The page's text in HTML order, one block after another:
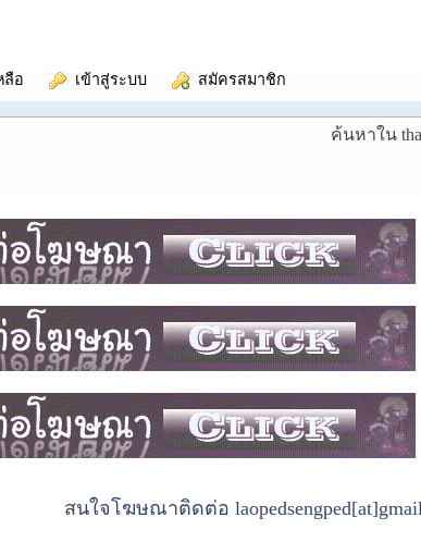
ลือ เข้าสู่ระบบ สมัครสมาชิก
ค้นหาใน
สนใจโฆษณาติดต่อ